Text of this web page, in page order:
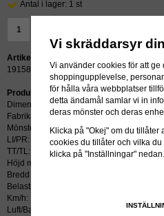
Antal i lager: 1 st
Artikelnummer:
19158
Produktbeskrivning:
Dimension: 20x10.00-8
Fabrikat: CARLISLE
Mönster: MULTI TRAC C/S
LI/PR: 4
TT/TL: TL (slang krävs ej)
Höjd mm: 508
Bredd mm: 254
Belastning kg: 540
Km/h: 15
Luft/Bar: 1.5
Vi skräddarsyr
Vi använder cookies för att ge
shoppingupplevelse,
för hålla våra webbplatser
detta ändamål samlar vi in
deras mönster och deras
Klicka på "Okej" om du
cookies du tillåter och vilka
klicka på "Inställningar" nedan.